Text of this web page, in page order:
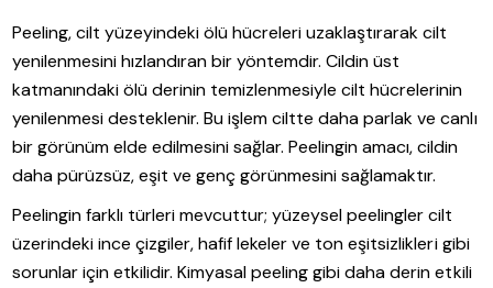
Peeling, cilt yüzeyindeki ölü hücreleri uzaklaştırarak cilt
yenilenmesini hızlandıran bir yöntemdir. Cildin üst
katmanındaki ölü derinin temizlenmesiyle cilt hücrelerinin
yenilenmesi desteklenir. Bu işlem ciltte daha parlak ve canlı
bir görünüm elde edilmesini sağlar. Peelingin amacı, cildin
daha pürüzsüz, eşit ve genç görünmesini sağlamaktır.
Peelingin farklı türleri mevcuttur; yüzeysel peelingler cilt
üzerindeki ince çizgiler, hafif lekeler ve ton eşitsizlikleri gibi
sorunlar için etkilidir. Kimyasal peeling gibi daha derin etkili